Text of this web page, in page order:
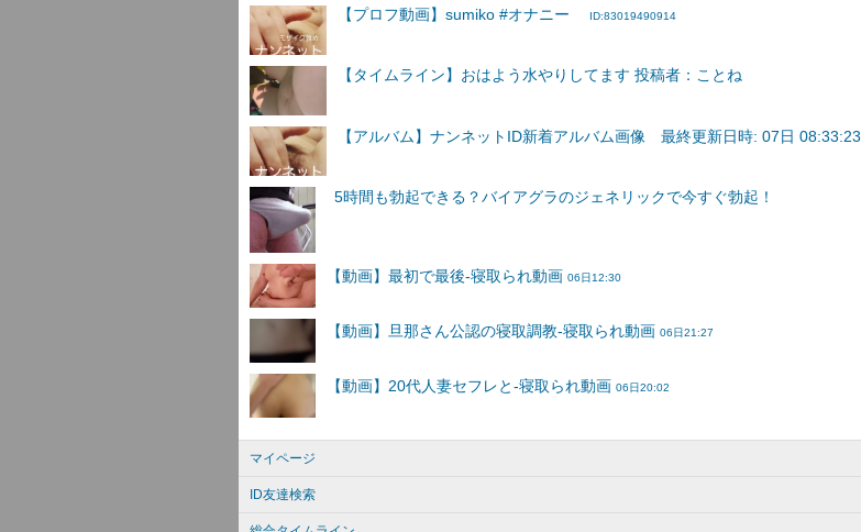
【プロフ動画】sumiko #オナニー ID:83019490914
【タイムライン】おはよう水やりしてます 投稿者：ことね
【アルバム】ナンネットID新着アルバム画像 最終更新日時: 07日 08:33:23
マイページ
ID友達検索